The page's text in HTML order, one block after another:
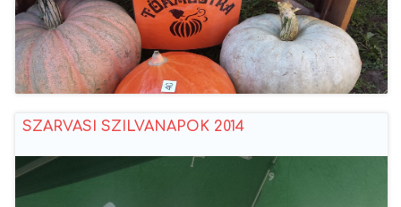
SZARVASI SZILVANAPOK 2014